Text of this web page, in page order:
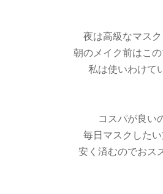
夜は高級なマス
朝のメイク前はこの
私は使いわけて
コスパが良い
毎日マスクした
安く済むのでおス